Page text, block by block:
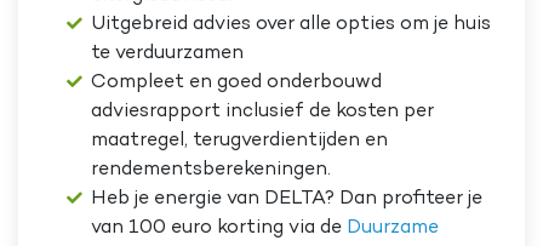
Uitgebreid advies over alle opties om je huis
te verduurzamen
Compleet en goed onderbouwd
adviesrapport inclusief de kosten per
maatregel, terugverdientijden en
rendementsberekeningen.
Heb je energie van DELTA? Dan profiteer je
van 100 euro korting via de Duurzame